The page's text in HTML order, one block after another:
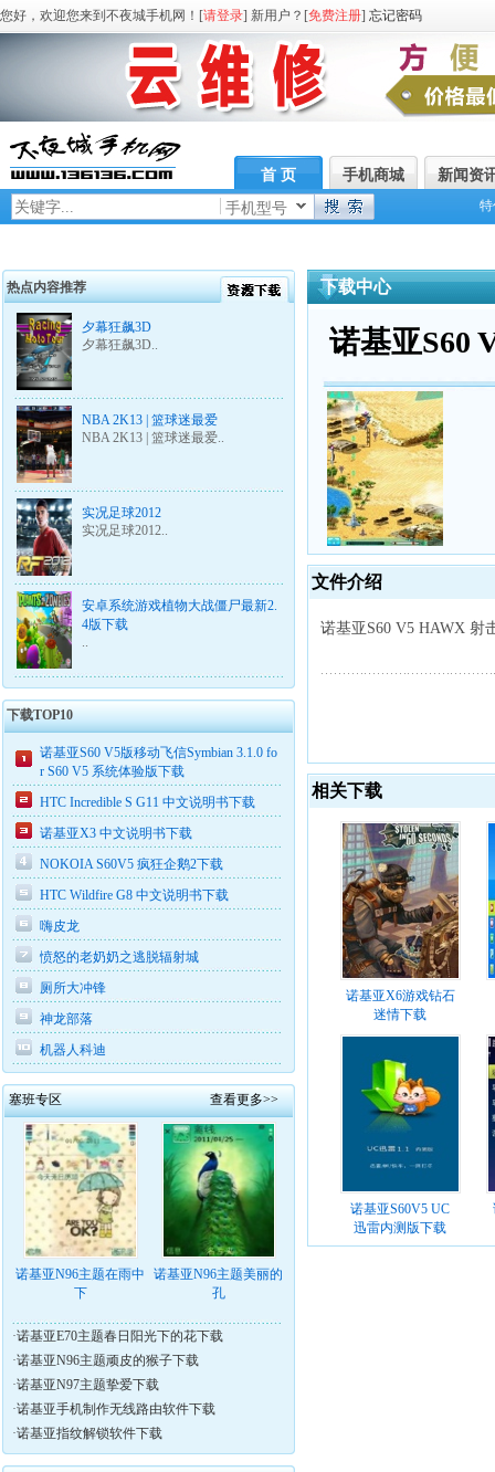
您好，欢迎您来到不夜城手机网！[请登录] 新用户？[免费注册] 忘记密码
首 页 手机商城
新闻资
手机型号
热点内容推荐
夕幕狂飙3D
夕幕狂飙3D..
NBA 2K13 | 篮球迷最爱
NBA 2K13 | 篮球迷最爱..
实况足球2012
实况足球2012..
安卓系统游戏植物大战僵尸最新2.
4版下载
..
下载TOP10
诺基亚S60 V5版移动飞信Symbian 3.1.0 fo
r S60 V5 系统体验版下载
HTC Incredible S G11 中文说明书下载
诺基亚X3 中文说明书下载
NOKOIA S60V5 疯狂企鹅2下载
HTC Wildfire G8 中文说明书下载
嗨皮龙
愤怒的老奶奶之逃脱辐射城
厕所大冲锋
神龙部落
机器人科迪
塞班专区 查看更多>>
诺基亚N96主题在雨中
下
诺基亚N96主题美丽的
孔
·诺基亚E70主题春日阳光下的花下载
·诺基亚N96主题顽皮的猴子下载
·诺基亚N97主题挚爱下载
·诺基亚手机制作无线路由软件下载
·诺基亚指纹解锁软件下载
下载中心
诺基亚S60
文件介绍
诺基亚S60 V5 HAWX
相关下载
诺基亚X6游戏钻石
迷情下载
诺基亚S60V5 UC
迅雷内测版下载